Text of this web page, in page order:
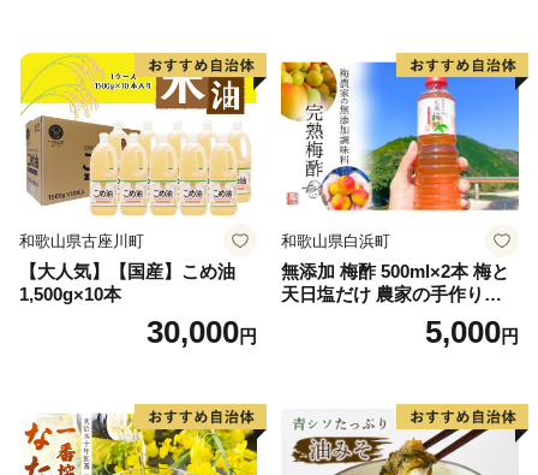
和歌山県古座川町
【大人気】【国産】こめ油
1,500g×10本
30,000円
和歌山県白浜町
無添加 梅酢 500ml×2本 梅と
天日塩だけ 農家の手作り完
5,000円